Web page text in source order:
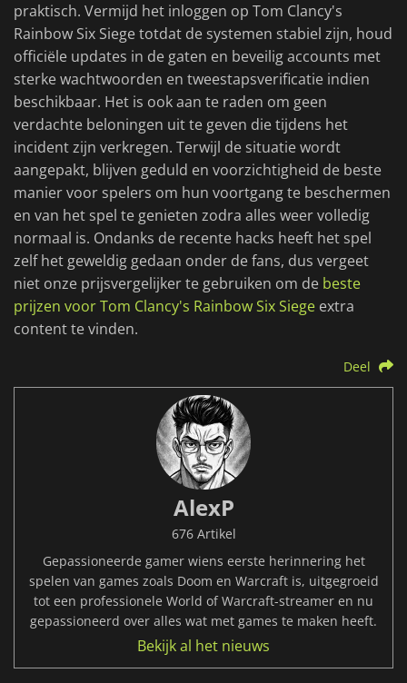
praktisch. Vermijd het inloggen op Tom Clancy's
Rainbow Six Siege totdat de systemen stabiel zijn, houd
officiële updates in de gaten en beveilig accounts met
sterke wachtwoorden en tweestapsverificatie indien
beschikbaar. Het is ook aan te raden om geen
verdachte beloningen uit te geven die tijdens het
incident zijn verkregen. Terwijl de situatie wordt
aangepakt, blijven geduld en voorzichtigheid de beste
manier voor spelers om hun voortgang te beschermen
en van het spel te genieten zodra alles weer volledig
normaal is. Ondanks de recente hacks heeft het spel
zelf het geweldig gedaan onder de fans, dus vergeet
niet onze prijsvergelijker te gebruiken om de beste
prijzen voor Tom Clancy's Rainbow Six Siege extra
content te vinden.
Deel
AlexP
676 Artikel
Gepassioneerde gamer wiens eerste herinnering het
spelen van games zoals Doom en Warcraft is, uitgegroeid
tot een professionele World of Warcraft-streamer en nu
gepassioneerd over alles wat met games te maken heeft.
Bekijk al het nieuws